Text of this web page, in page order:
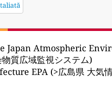
Japan Atmospheric
質広域監視システム)
EPA (>広島県 大気